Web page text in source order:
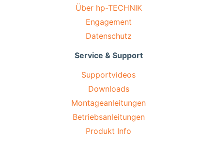
Über hp-TECHNIK
Engagement
Datenschutz
Service & Support
Supportvideos
Downloads
Montageanleitungen
Betriebsanleitungen
Produkt Info